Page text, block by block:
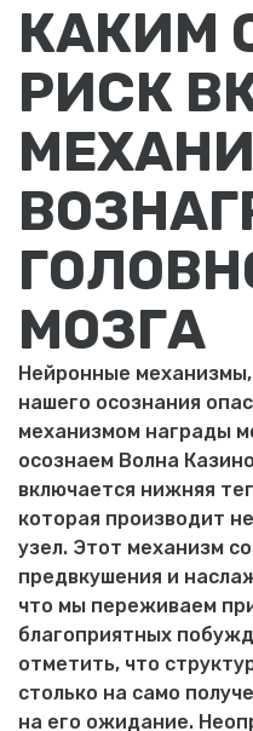
КАКИМ
РИСК
МОЗГА
Нейронные
нашего осознания
механизмом награды
осознаем Волна
включается нижняя
которая производит
узел. Этот механизм
предвкушения и
что мы переживаем
благоприятных
отметить, что
столько на само
на его ожидание.